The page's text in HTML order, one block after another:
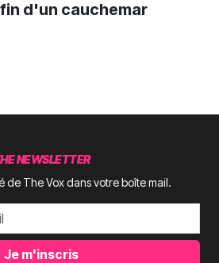
d'un cauchemar
NEWSLETTER
de The Vox dans votre boîte mail.
Je m'inscris